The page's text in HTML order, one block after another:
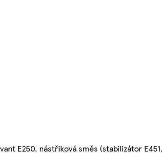
E250, nástřiková směs (stabilizátor